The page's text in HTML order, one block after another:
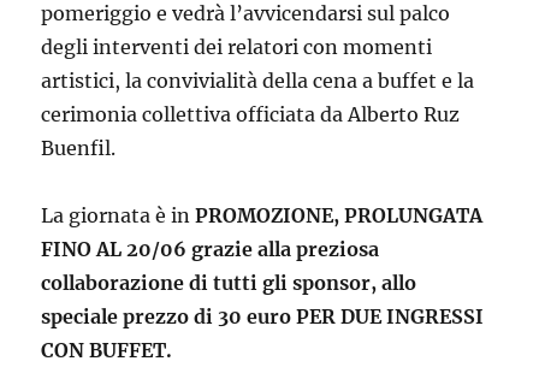
pomeriggio e vedrà l’avvicendarsi sul palco
degli interventi dei relatori con momenti
artistici, la convivialità della cena a buffet e la
cerimonia collettiva officiata da Alberto Ruz
Buenfil.
La giornata è inPROMOZIONE, PROLUNGATA
FINO AL 20/06 grazie alla preziosa
collaborazione di tutti gli sponsor, allo
speciale prezzo di 30 euro PER DUE INGRESSI
CON BUFFET.